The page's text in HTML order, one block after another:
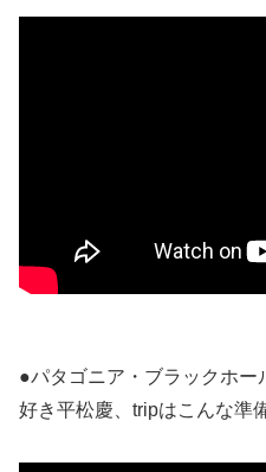
●パタゴニア・ブラックホー
好き平松慶、tripはこんな準